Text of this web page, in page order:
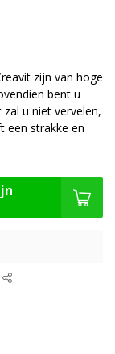
zijn van hoge
bent u
u niet vervelen,
een strakke en